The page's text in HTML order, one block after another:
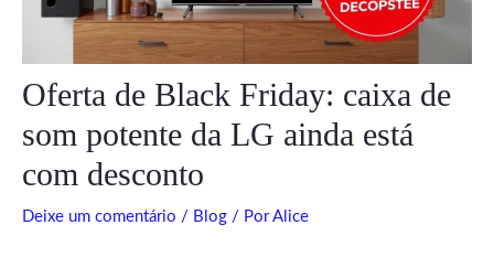
Oferta de Black Friday: caixa de
som potente da LG ainda está
com desconto
Deixe um comentário / Blog / PorAlice